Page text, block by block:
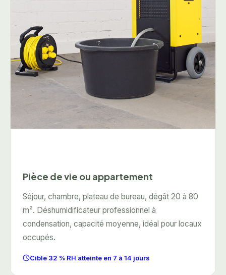
Pièce de vie ou appartement
Séjour, chambre, plateau de bureau, dégât 20 à 80
m². Déshumidificateur professionnel à
condensation, capacité moyenne, idéal pour locaux
occupés.
Cible 32 % RH atteinte en 7 à 14 jours